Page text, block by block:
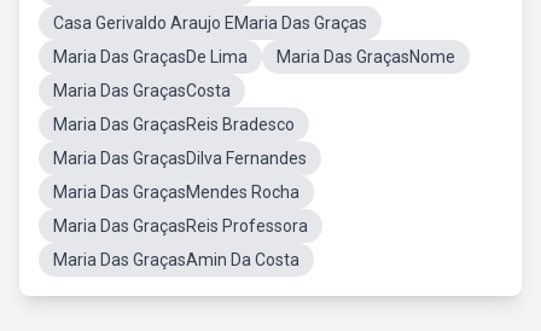
Casa Gerivaldo Araujo EMaria Das Graças
Maria Das GraçasDe Lima
Maria Das GraçasNome
Maria Das GraçasCosta
Maria Das GraçasReis Bradesco
Maria Das GraçasDilva Fernandes
Maria Das GraçasMendes Rocha
Maria Das GraçasReis Professora
Maria Das GraçasAmin Da Costa